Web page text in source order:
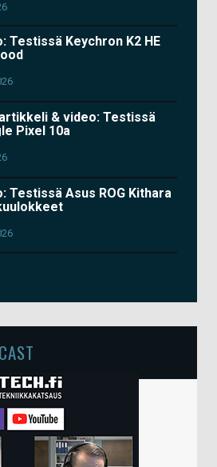
Testissä Keychron K2 HE
& video: Testissä
Pixel 10a
Testissä Asus ROG Kithara